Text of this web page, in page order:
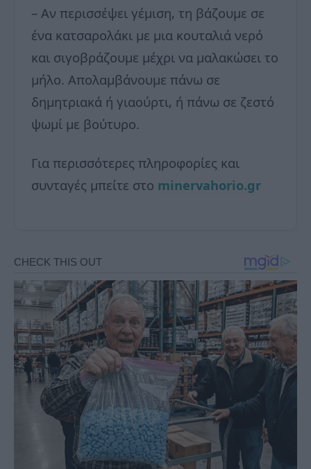
– Αν περισσέψει γέμιση, τη βάζουμε σε
ένα κατσαρολάκι με μια κουταλιά νερό
και σιγοβράζουμε μέχρι να μαλακώσει το
μήλο. Απολαμβάνουμε πάνω σε
δημητριακά ή γιαούρτι, ή πάνω σε ζεστό
ψωμί με βούτυρο.
Για περισσότερες πληροφορίες και
συνταγές μπείτε στο minervahorio.gr